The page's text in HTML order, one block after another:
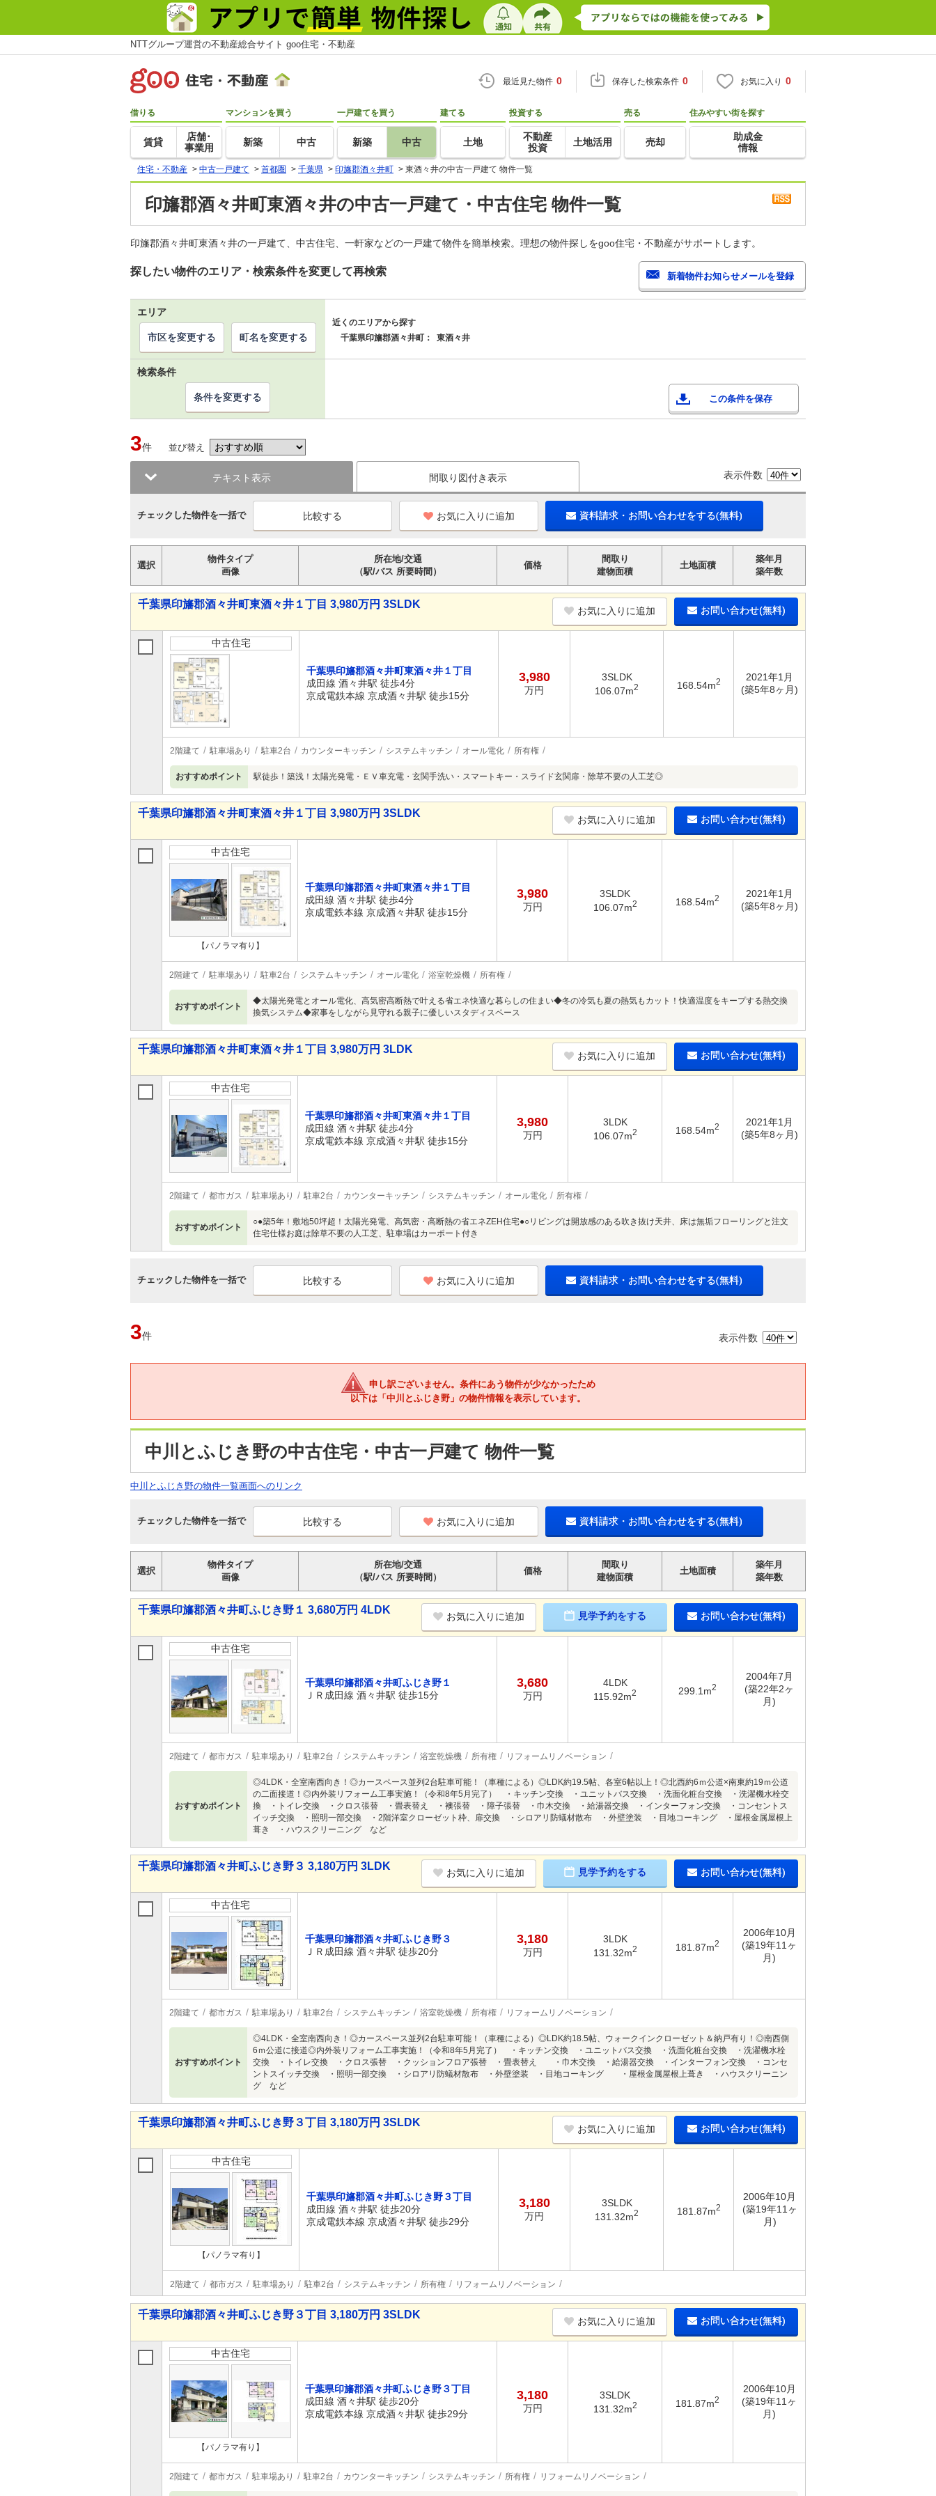
NTTグループ運営の不動産総合サイト goo住宅・不動産
最近見た物件 0 保存した検索条件 0 お気に入り 0
借りる
賃貸
店舗･
事業用
マンションを買う
新築 中古
一戸建てを買う
新築 中古
建てる
土地
投資する
不動産
投資
土地活用
売る
売却
住みやすい街を探す
助成金
情報
住宅・不動産 > 中古一戸建て > 首都圏 > 千葉県 > 印旛郡酒々井町 > 東酒々井の中古一戸建て 物件一覧
印旛郡酒々井町東酒々井の中古一戸建て・中古住宅 物件一覧
印旛郡酒々井町東酒々井の一戸建て、中古住宅、一軒家などの一戸建て物件を簡単検索。理想の物件探しをgoo住宅・不動産がサポートします。
探したい物件のエリア・検索条件を変更して再検索
エリア
近くのエリアから探す
千葉県印旛郡酒々井町：
東酒々井
市区を変更する 町名を変更する
検索条件
この条件を保存
条件を変更する
3件 並び替え
テキスト表示 間取り図付き表示 表示件数
チェックした物件を一括で お気に入りに追加 資料請求・お問い合わせをする(無料)
選択
物件タイプ
画像
所在地/交通
（駅/バス 所要時間）
価格
間取り
建物面積
土地面積
築年月
築年数
千葉県印旛郡酒々井町東酒々井１丁目 3,980万円 3SLDK
お気に入りに追加 お問い合わせ(無料)
中古住宅
千葉県印旛郡酒々井町東酒々井１丁目
成田線 酒々井駅 徒歩4分
京成電鉄本線 京成酒々井駅 徒歩15分
3,980
万円
3SLDK
106.07m2 168.54m2
2021年1月
(築5年8ヶ月)
2階建て 駐車場あり 駐車2台 カウンターキッチン システムキッチン オール電化 所有権
おすすめポイント 駅徒歩！築浅！太陽光発電・ＥＶ車充電・玄関手洗い・スマートキー・スライド玄関扉・除草不要の人工芝◎
千葉県印旛郡酒々井町東酒々井１丁目 3,980万円 3SLDK
お気に入りに追加 お問い合わせ(無料)
中古住宅
【パノラマ有り】
千葉県印旛郡酒々井町東酒々井１丁目
成田線 酒々井駅 徒歩4分
京成電鉄本線 京成酒々井駅 徒歩15分
3,980
万円
3SLDK
106.07m2 168.54m2
2021年1月
(築5年8ヶ月)
2階建て 駐車場あり 駐車2台 システムキッチン オール電化 浴室乾燥機 所有権
おすすめポイント
◆太陽光発電とオール電化、高気密高断熱で叶える省エネ快適な暮らしの住まい◆冬の冷気も夏の熱気もカット！快適温度をキープする熱交換
換気システム◆家事をしながら見守れる親子に優しいスタディスペース
千葉県印旛郡酒々井町東酒々井１丁目 3,980万円 3LDK
お気に入りに追加 お問い合わせ(無料)
中古住宅
千葉県印旛郡酒々井町東酒々井１丁目
成田線 酒々井駅 徒歩4分
京成電鉄本線 京成酒々井駅 徒歩15分
3,980
万円
3LDK
106.07m2 168.54m2
2021年1月
(築5年8ヶ月)
2階建て 都市ガス 駐車場あり 駐車2台 カウンターキッチン システムキッチン オール電化 所有権
おすすめポイント
○●築5年！敷地50坪超！太陽光発電、高気密・高断熱の省エネZEH住宅●○リビングは開放感のある吹き抜け天井、床は無垢フローリングと注文
住宅仕様お庭は除草不要の人工芝、駐車場はカーポート付き
チェックした物件を一括で お気に入りに追加 資料請求・お問い合わせをする(無料)
3件 表示件数
申し訳ございません。条件にあう物件が少なかったため
以下は「中川とふじき野」の物件情報を表示しています。
中川とふじき野の中古住宅・中古一戸建て 物件一覧
中川とふじき野の物件一覧画面へのリンク
チェックした物件を一括で お気に入りに追加 資料請求・お問い合わせをする(無料)
選択
物件タイプ
画像
所在地/交通
（駅/バス 所要時間）
価格
間取り
建物面積
土地面積
築年月
築年数
千葉県印旛郡酒々井町ふじき野１ 3,680万円 4LDK
お気に入りに追加 見学予約をする お問い合わせ(無料)
中古住宅
千葉県印旛郡酒々井町ふじき野１
ＪＲ成田線 酒々井駅 徒歩15分
3,680
万円
4LDK
115.92m2 299.1m2
2004年7月
(築22年2ヶ
月)
2階建て 都市ガス 駐車場あり 駐車2台 システムキッチン 浴室乾燥機 所有権 リフォームリノベーション
おすすめポイント
◎4LDK・全室南西向き！◎カースペース並列2台駐車可能！（車種による）◎LDK約19.5帖、各室6帖以上！◎北西約6ｍ公道×南東約19ｍ公道
の二面接道！◎内外装リフォーム工事実施！（令和8年5月完了） ・キッチン交換 ・ユニットバス交換 ・洗面化粧台交換 ・洗濯機水栓交
換 ・トイレ交換 ・クロス張替 ・畳表替え ・襖張替 ・障子張替 ・巾木交換 ・給湯器交換 ・インターフォン交換 ・コンセントス
イッチ交換 ・照明一部交換 ・2階洋室クローゼット枠、扉交換 ・シロアリ防蟻材散布 ・外壁塗装 ・目地コーキング ・屋根金属屋根上
葺き ・ハウスクリーニング など
千葉県印旛郡酒々井町ふじき野３ 3,180万円 3LDK
お気に入りに追加 見学予約をする お問い合わせ(無料)
中古住宅
千葉県印旛郡酒々井町ふじき野３
ＪＲ成田線 酒々井駅 徒歩20分
3,180
万円
3LDK
131.32m2 181.87m2
2006年10月
(築19年11ヶ
月)
2階建て 都市ガス 駐車場あり 駐車2台 システムキッチン 浴室乾燥機 所有権 リフォームリノベーション
おすすめポイント
◎4LDK・全室南西向き！◎カースペース並列2台駐車可能！（車種による）◎LDK約18.5帖、ウォークインクローゼット＆納戸有り！◎南西側
6ｍ公道に接道◎内外装リフォーム工事実施！（令和8年5月完了） ・キッチン交換 ・ユニットバス交換 ・洗面化粧台交換 ・洗濯機水栓
交換 ・トイレ交換 ・クロス張替 ・クッションフロア張替 ・畳表替え ・巾木交換 ・給湯器交換 ・インターフォン交換 ・コンセ
ントスイッチ交換 ・照明一部交換 ・シロアリ防蟻材散布 ・外壁塗装 ・目地コーキング ・屋根金属屋根上葺き ・ハウスクリーニン
グ など
千葉県印旛郡酒々井町ふじき野３丁目 3,180万円 3SLDK
お気に入りに追加 お問い合わせ(無料)
中古住宅
【パノラマ有り】
千葉県印旛郡酒々井町ふじき野３丁目
成田線 酒々井駅 徒歩20分
京成電鉄本線 京成酒々井駅 徒歩29分
3,180
万円
3SLDK
131.32m2 181.87m2
2006年10月
(築19年11ヶ
月)
2階建て 都市ガス 駐車場あり 駐車2台 システムキッチン 所有権 リフォームリノベーション
千葉県印旛郡酒々井町ふじき野３丁目 3,180万円 3SLDK
お気に入りに追加 お問い合わせ(無料)
中古住宅
【パノラマ有り】
千葉県印旛郡酒々井町ふじき野３丁目
成田線 酒々井駅 徒歩20分
京成電鉄本線 京成酒々井駅 徒歩29分
3,180
万円
3SLDK
131.32m2 181.87m2
2006年10月
(築19年11ヶ
月)
2階建て 都市ガス 駐車場あり 駐車2台 カウンターキッチン システムキッチン 所有権 リフォームリノベーション